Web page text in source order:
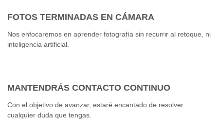
FOTOS TERMINADAS EN CÁMARA
Nos enfocaremos en aprender fotografía sin recurrir al retoque, ni
inteligencia artificial.
MANTENDRÁS CONTACTO CONTINUO
Con el objetivo de avanzar, estaré encantado de resolver
cualquier duda que tengas.